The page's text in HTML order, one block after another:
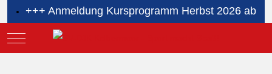
+++ Anmeldung Kursprogramm Herbst 2026 ab
sofort möglich +++
Mobile Menu Toggle